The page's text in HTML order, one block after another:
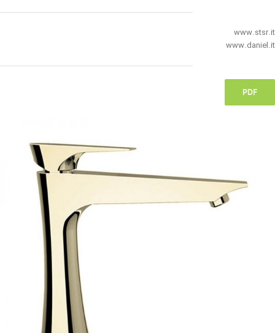
www.stsr.it
www.daniel.it
PDF